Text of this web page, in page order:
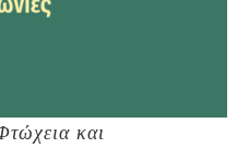
και